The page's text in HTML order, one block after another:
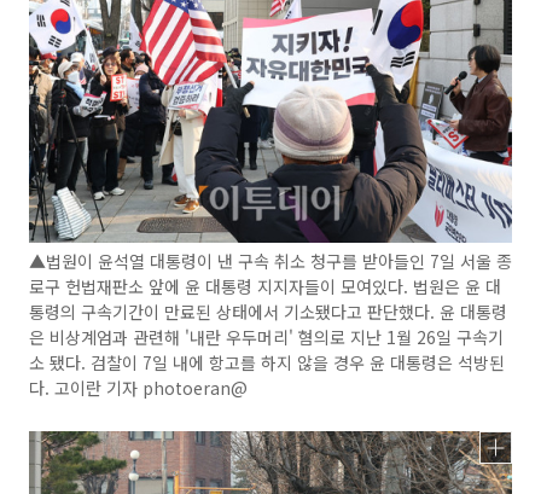
▲법원이 윤석열 대통령이 낸 구속 취소 청구를 받아들인 7일 서울 종
로구 헌법재판소 앞에 윤 대통령 지지자들이 모여있다. 법원은 윤 대
통령의 구속기간이 만료된 상태에서 기소됐다고 판단했다. 윤 대통령
은 비상계엄과 관련해 '내란 우두머리' 혐의로 지난 1월 26일 구속기
소 됐다. 검찰이 7일 내에 항고를 하지 않을 경우 윤 대통령은 석방된
다. 고이란 기자 photoeran@